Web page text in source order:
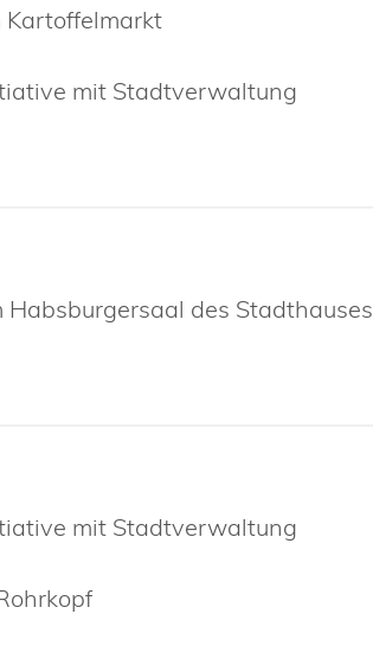
mit Stadtverwaltung
Habsburgersaal des Stadthauses
mit Stadtverwaltung